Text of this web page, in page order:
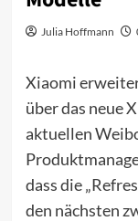
Julia Hoffmann
Xiaomi
über das neue
aktuellen
dass die
den nächsten